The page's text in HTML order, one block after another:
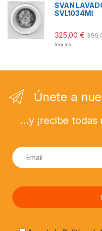
SVAN
SVL1034MI
325,00€
Imp. Inc.
Únete a
...y ¡recibe